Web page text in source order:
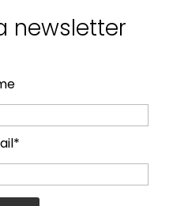
newsletter